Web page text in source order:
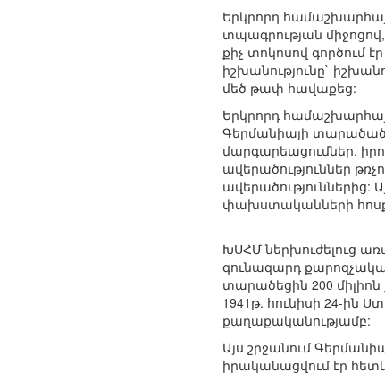
Երկրորդ
տպագրության
քիչ տոկոսով գործում
իշխանությունը`
մեծ թափ հավաքեց:
Երկրորդ
Գերմանիայի տարածած
մարգարեացումներ,
ավերածություններ
ավերածություններից:
փախստականների
ԽՍՀՄ ներխուժելուց
գունազարդ
տարածեցին 200
1941թ. հունիսի 24-ին
քաղաքականությամբ:
Այս շրջանում
իրականացվում էր